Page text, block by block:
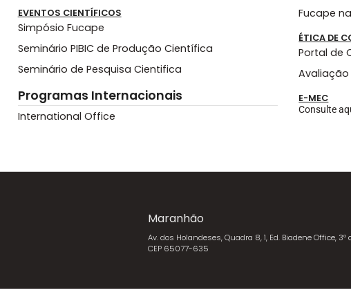
EVENTOS CIENTÍFICOS
Simpósio Fucape
Seminário PIBIC de Produção Científica
Seminário de Pesquisa Cientifica
Programas Internacionais
International Office
Fucape
ÉTICA DE
Portal de
Avaliação
E-MEC
Consulte
Maranhão
Av. dos Holandeses, Quadra 8, 1, Ed. Biadene Office,
CEP 65077-635